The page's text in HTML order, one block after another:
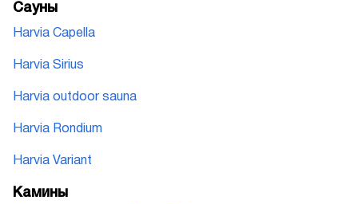
Сауны
Harvia Capella
Harvia Sirius
Harvia outdoor sauna
Harvia Rondium
Harvia Variant
Камины